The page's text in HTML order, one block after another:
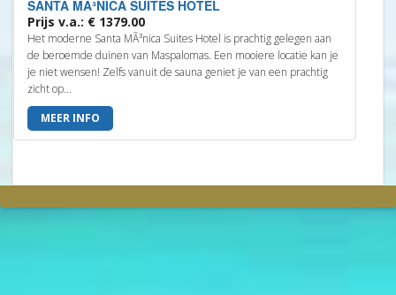
SANTA MÃ³NICA SUITES HOTEL
Prijs v.a.: € 1379.00
Het moderne Santa MÃ³nica Suites Hotel is prachtig gelegen aan
de beroemde duinen van Maspalomas. Een mooiere locatie kan je
je niet wensen! Zelfs vanuit de sauna geniet je van een prachtig
zicht op...
MEER INFO